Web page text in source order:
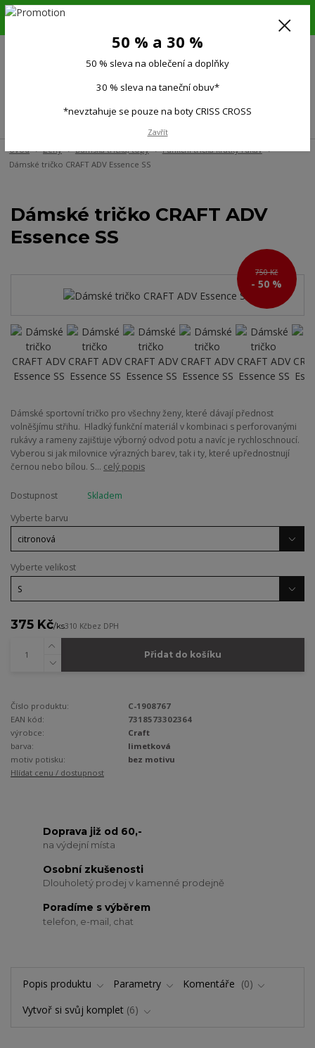
6.-16.8.26. DOVOLENÁ !!! 50 % SLEVA na všechno oblečení a doplňky !!!
(Po-Pá 9:00-15.00)
Úvod Ženy Dámská trička, topy
Funkční trička krátký rukáv
Dámské tričko CRAFT ADV Essence SS
Dámské tričko CRAFT ADV
Essence SS
750 Kč
- 50 %
Dámské sportovní tričko pro všechny ženy, které dávají přednost
volněšjímu střihu. Hladký funkční materiál v kombinaci s perforovanými
rukávy a rameny zajišťuje výborný odvod potu a navíc je rychloschnoucí.
Vyberou si jak milovnice výrazných barev, tak i ty, které upřednostnují
černou nebo bílou. S... celý popis
Dostupnost
Skladem
Vyberte barvu
Vyberte velikost
375 Kč/ks310 Kčbez DPH
Přidat do košíku
Číslo produktu:
C-1908767
EAN kód:
7318573302364
výrobce:
Craft
barva:
limetková
motiv potisku:
bez motivu
Hlídat cenu / dostupnost
Doprava již od 60,-
na výdejní místa
Osobní zkušenosti
Dlouholetý prodej v kamenné prodejně
Poradíme s výběrem
telefon, e-mail, chat
Popis produktu Parametry Komentáře
0
Vytvoř si svůj komplet 6
50 % a 30 %
50 % sleva na oblečení a doplňky
30 % sleva na taneční obuv*
*nevztahuje se pouze na boty CRISS CROSS
Zavřít